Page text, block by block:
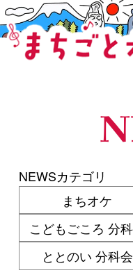
NEWSカテゴリ
まちオケ
こどもごころ 分
ととのい 分科会